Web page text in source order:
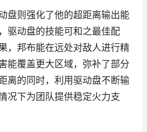
盘则强化了他的超距离输出能
，驱动盘的技能可和之最佳配
，邦布能在远处对敌人进行精
能覆盖更大区域，弥补了部分
离的同时，利用驱动盘不断输
况下为团队提供稳定火力支